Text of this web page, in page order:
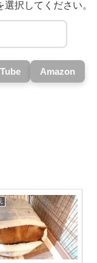
択してください。
Amazon